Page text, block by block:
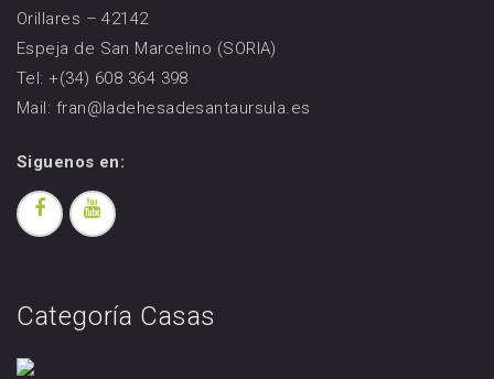
Orillares – 42142
Espeja de San Marcelino (SORIA)
Tel: +(34) 608 364 398
Mail: fran@ladehesadesantaursula.es
Siguenos en:
Categoría Casas